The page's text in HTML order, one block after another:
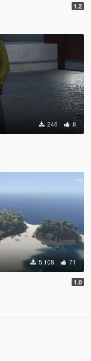
1.2
246 8
5,108 71
1.0